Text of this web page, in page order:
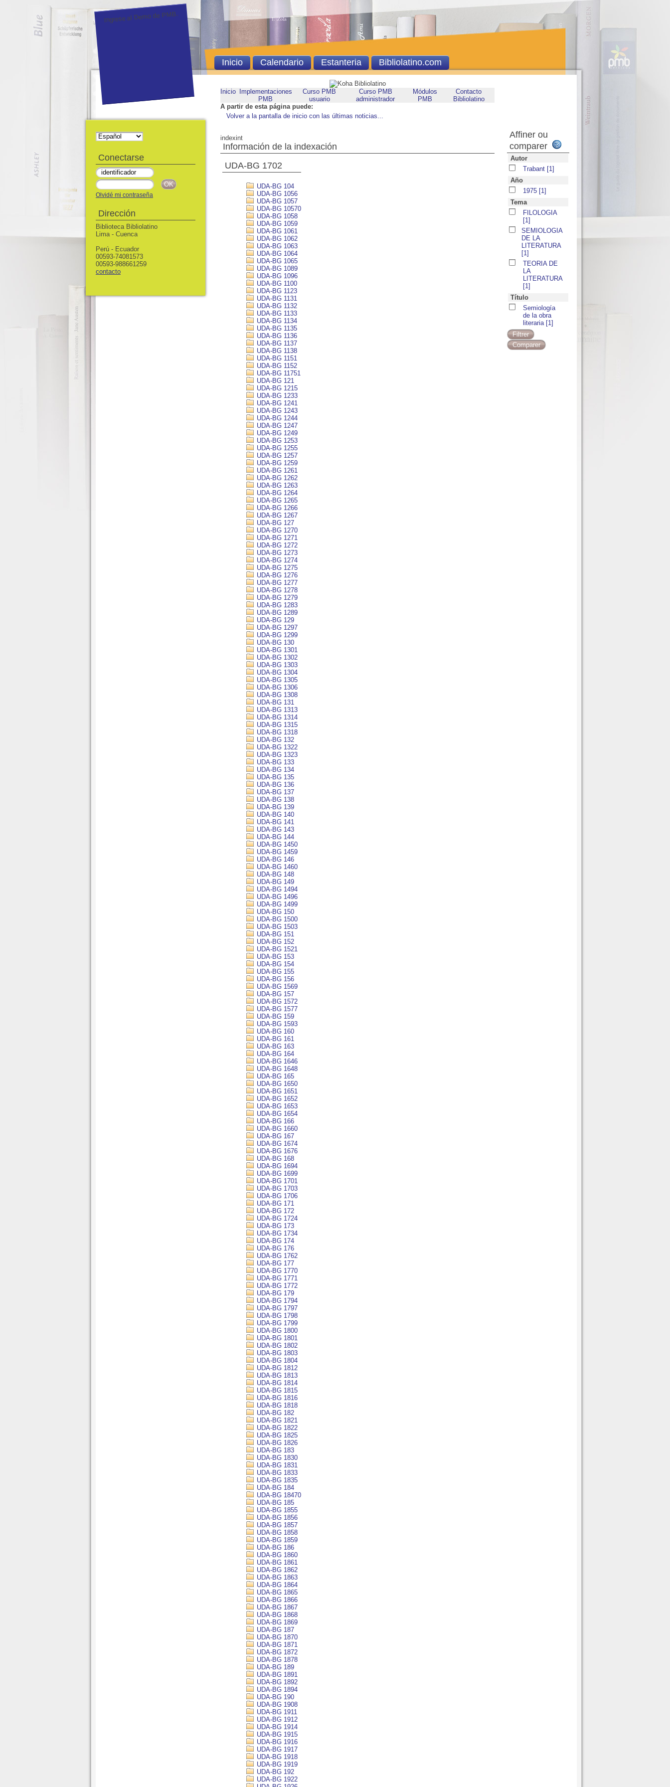
Inicio
Implementaciones
PMB
Curso PMB
usuario
Curso PMB
administrador
Módulos
PMB
Contacto
Bibliolatino
A partir de esta página puede:
Volver a la pantalla de inicio con las últimas noticias...
indexint
Información de la indexación
UDA-BG 1702
UDA-BG 104
UDA-BG 1056
UDA-BG 1057
UDA-BG 10570
UDA-BG 1058
UDA-BG 1059
UDA-BG 1061
UDA-BG 1062
UDA-BG 1063
UDA-BG 1064
UDA-BG 1065
UDA-BG 1089
UDA-BG 1096
UDA-BG 1100
UDA-BG 1123
UDA-BG 1131
UDA-BG 1132
UDA-BG 1133
UDA-BG 1134
UDA-BG 1135
UDA-BG 1136
UDA-BG 1137
UDA-BG 1138
UDA-BG 1151
UDA-BG 1152
UDA-BG 11751
UDA-BG 121
UDA-BG 1215
UDA-BG 1233
UDA-BG 1241
UDA-BG 1243
UDA-BG 1244
UDA-BG 1247
UDA-BG 1249
UDA-BG 1253
UDA-BG 1255
UDA-BG 1257
UDA-BG 1259
UDA-BG 1261
UDA-BG 1262
UDA-BG 1263
UDA-BG 1264
UDA-BG 1265
UDA-BG 1266
UDA-BG 1267
UDA-BG 127
UDA-BG 1270
UDA-BG 1271
UDA-BG 1272
UDA-BG 1273
UDA-BG 1274
UDA-BG 1275
UDA-BG 1276
UDA-BG 1277
UDA-BG 1278
UDA-BG 1279
UDA-BG 1283
UDA-BG 1289
UDA-BG 129
UDA-BG 1297
UDA-BG 1299
UDA-BG 130
UDA-BG 1301
UDA-BG 1302
UDA-BG 1303
UDA-BG 1304
UDA-BG 1305
UDA-BG 1306
UDA-BG 1308
UDA-BG 131
UDA-BG 1313
UDA-BG 1314
UDA-BG 1315
UDA-BG 1318
UDA-BG 132
UDA-BG 1322
UDA-BG 1323
UDA-BG 133
UDA-BG 134
UDA-BG 135
UDA-BG 136
UDA-BG 137
UDA-BG 138
UDA-BG 139
UDA-BG 140
UDA-BG 141
UDA-BG 143
UDA-BG 144
UDA-BG 1450
UDA-BG 1459
UDA-BG 146
UDA-BG 1460
UDA-BG 148
UDA-BG 149
UDA-BG 1494
UDA-BG 1496
UDA-BG 1499
UDA-BG 150
UDA-BG 1500
UDA-BG 1503
UDA-BG 151
UDA-BG 152
UDA-BG 1521
UDA-BG 153
UDA-BG 154
UDA-BG 155
UDA-BG 156
UDA-BG 1569
UDA-BG 157
UDA-BG 1572
UDA-BG 1577
UDA-BG 159
UDA-BG 1593
UDA-BG 160
UDA-BG 161
UDA-BG 163
UDA-BG 164
UDA-BG 1646
UDA-BG 1648
UDA-BG 165
UDA-BG 1650
UDA-BG 1651
UDA-BG 1652
UDA-BG 1653
UDA-BG 1654
UDA-BG 166
UDA-BG 1660
UDA-BG 167
UDA-BG 1674
UDA-BG 1676
UDA-BG 168
UDA-BG 1694
UDA-BG 1699
UDA-BG 1701
UDA-BG 1703
UDA-BG 1706
UDA-BG 171
UDA-BG 172
UDA-BG 1724
UDA-BG 173
UDA-BG 1734
UDA-BG 174
UDA-BG 176
UDA-BG 1762
UDA-BG 177
UDA-BG 1770
UDA-BG 1771
UDA-BG 1772
UDA-BG 179
UDA-BG 1794
UDA-BG 1797
UDA-BG 1798
UDA-BG 1799
UDA-BG 1800
UDA-BG 1801
UDA-BG 1802
UDA-BG 1803
UDA-BG 1804
UDA-BG 1812
UDA-BG 1813
UDA-BG 1814
UDA-BG 1815
UDA-BG 1816
UDA-BG 1818
UDA-BG 182
UDA-BG 1821
UDA-BG 1822
UDA-BG 1825
UDA-BG 1826
UDA-BG 183
UDA-BG 1830
UDA-BG 1831
UDA-BG 1833
UDA-BG 1835
UDA-BG 184
UDA-BG 18470
UDA-BG 185
UDA-BG 1855
UDA-BG 1856
UDA-BG 1857
UDA-BG 1858
UDA-BG 1859
UDA-BG 186
UDA-BG 1860
UDA-BG 1861
UDA-BG 1862
UDA-BG 1863
UDA-BG 1864
UDA-BG 1865
UDA-BG 1866
UDA-BG 1867
UDA-BG 1868
UDA-BG 1869
UDA-BG 187
UDA-BG 1870
UDA-BG 1871
UDA-BG 1872
UDA-BG 1878
UDA-BG 189
UDA-BG 1891
UDA-BG 1892
UDA-BG 1894
UDA-BG 190
UDA-BG 1908
UDA-BG 1911
UDA-BG 1912
UDA-BG 1914
UDA-BG 1915
UDA-BG 1916
UDA-BG 1917
UDA-BG 1918
UDA-BG 1919
UDA-BG 192
UDA-BG 1922
Ingrese al Demo de PMB.
Inicio Calendario Estanteria Bibliolatino.com
Conectarse
Olvidé mi contraseña
Dirección
Biblioteca Bibliolatino
Lima - Cuenca
Perú - Ecuador
00593-74081573
00593-988661259
contacto
Affiner ou
comparer
Autor
Trabant [1]
Año
1975 [1]
Tema
FILOLOGIA
[1]
SEMIOLOGIA
DE LA
LITERATURA
[1]
TEORIA DE
LA
LITERATURA
[1]
Título
Semiología
de la obra
literaria [1]